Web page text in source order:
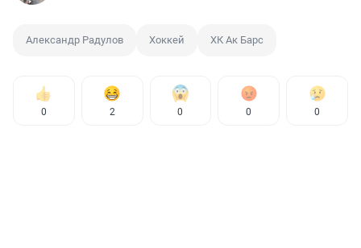
Александр Радулов Хоккей ХК Ак Барс
0 2 0 0 0